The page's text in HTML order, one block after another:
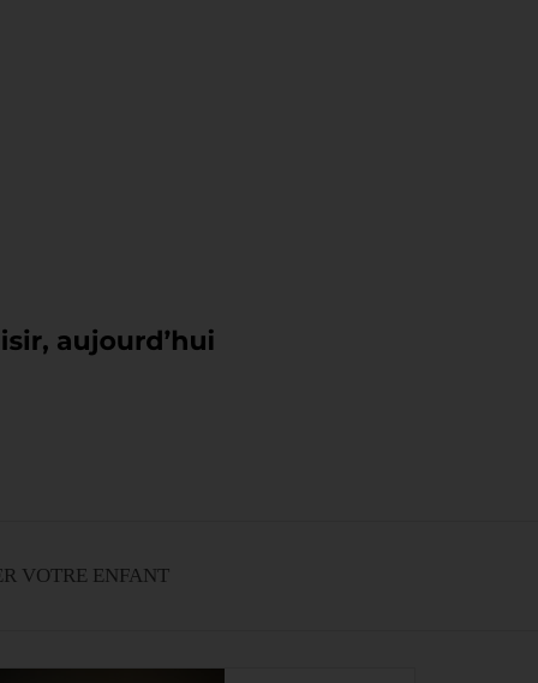
VOTRE ENFANT